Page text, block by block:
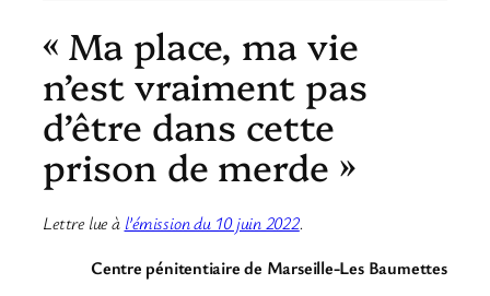
« Ma place, ma vie
n’est vraiment pas
d’être dans cette
prison de merde »
Lettre lue à l’émission du 10 juin 2022.
Centre pénitentiaire de Marseille-Les Baumettes